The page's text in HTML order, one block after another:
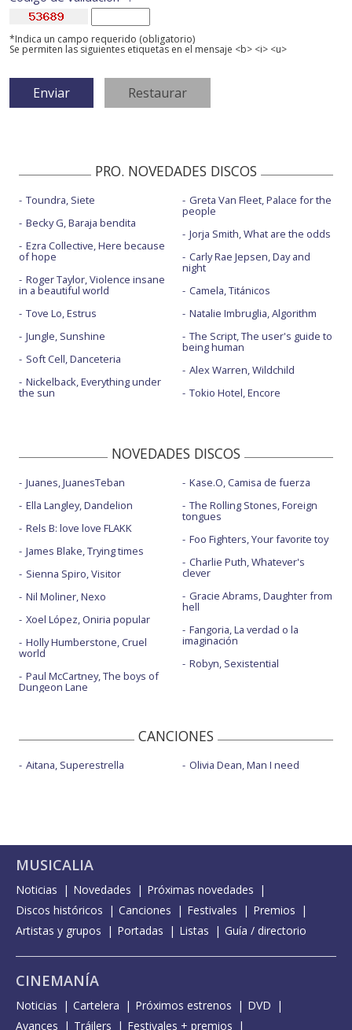
*Indica un campo requerido (obligatorio)
Se permiten las siguientes etiquetas en el mensaje <b> <i> <u>
PRO. NOVEDADES DISCOS
Toundra, Siete
Becky G, Baraja bendita
Ezra Collective, Here because
of hope
Roger Taylor, Violence insane
in a beautiful world
Tove Lo, Estrus
Jungle, Sunshine
Soft Cell, Danceteria
Nickelback, Everything under
the sun
Greta Van Fleet, Palace for the
people
Jorja Smith, What are the odds
Carly Rae Jepsen, Day and
night
Camela, Titánicos
Natalie Imbruglia, Algorithm
The Script, The user's guide to
being human
Alex Warren, Wildchild
Tokio Hotel, Encore
NOVEDADES DISCOS
Juanes, JuanesTeban
Ella Langley, Dandelion
Rels B: love love FLAKK
James Blake, Trying times
Sienna Spiro, Visitor
Nil Moliner, Nexo
Xoel López, Oniria popular
Holly Humberstone, Cruel
world
Paul McCartney, The boys of
Dungeon Lane
Kase.O, Camisa de fuerza
The Rolling Stones, Foreign
tongues
Foo Fighters, Your favorite toy
Charlie Puth, Whatever's
clever
Gracie Abrams, Daughter from
hell
Fangoria, La verdad o la
imaginación
Robyn, Sexistential
CANCIONES
Aitana, Superestrella Olivia Dean, Man I need
MUSICALIA
Noticias Novedades
Próximas novedades
Discos históricos
Canciones Festivales
Premios
Artistas y grupos
Portadas Listas Guía / directorio
CINEMANÍA
Noticias Cartelera Próximos estrenos
DVD
Avances
Tráilers Festivales + premios